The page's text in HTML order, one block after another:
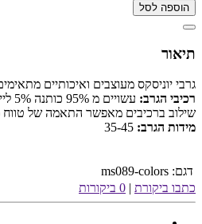
הוספה לסל
תיאור
גרבי יוניסקס מעוצבים ואיכותיים
רכיבי הגרב: עשויים מ 95% כותנה 5% לייקרה
שילוב ברכיבים מאפשר התאמה של טווח
מידות הגרב: 35-45
דגם: ms089-colors
כתבו ביקורת | 0 ביקורות